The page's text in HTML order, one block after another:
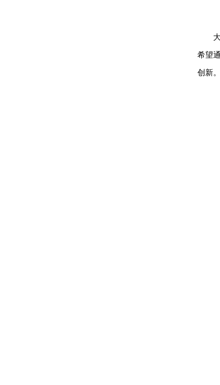
希望
创新